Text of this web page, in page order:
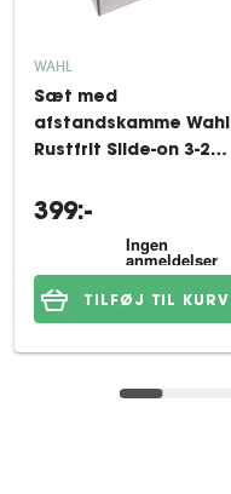
WAHL
Sæt med
afstandskamme Wahl
Rustfrit Slide-on 3-25
399:-
TILFØJ TIL KURV